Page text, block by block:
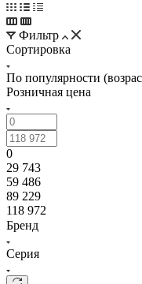
Фильтр
Сортировка
По популярности
Розничная цена
0
29 743
59 486
89 229
118 972
Бренд
Серия